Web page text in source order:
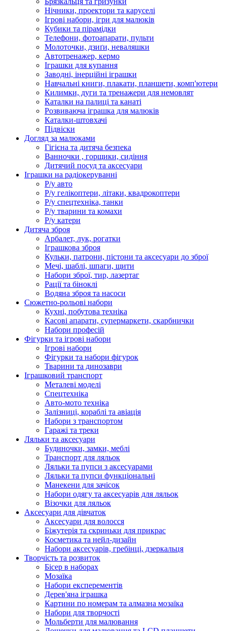
Нічники, проектори та каруселі
Ігрові набори, ігри для малюків
Кубики та пірамідки
Телефони, фотоапарати, пульти
Молоточки, дзиґи, неваляшки
Автотренажер, кермо
Іграшки для купання
Заводні, інерційні іграшки
Навчальні книги, плакати, планшети, комп'ютери
Килимки, дуги та тренажери для немовлят
Каталки на палиці та канаті
Розвиваюча іграшка для малюків
Каталки-штовхачі
Підвіски
Догляд за малюками
Гігієна та дитяча безпека
Ванночки , горщики, сидіння
Дитячий посуд та аксесуари
Іграшки на радіокеруванні
Р/у авто
Р/у гелікоптери, літаки, квадрокоптери
Р/у спецтехніка, танки
Р/у тварини та комахи
Р/у катери
Дитяча зброя
Арбалет, лук, рогатки
Іграшкова зброя
Кульки, патрони, пістони та аксесуари до зброї
Мечі, шаблі, шпаги, щити
Набори зброї, тир, лазертаг
Рації та біноклі
Водяна зброя та насоси
Сюжетно-рольові набори
Кухні, побутова техніка
Касові апарати, супермаркети, скарбнички
Набори професій
Фігурки та ігрові набори
Ігрові набори
Фігурки та набори фігурок
Тварини та динозаври
Іграшковий транспорт
Металеві моделі
Спецтехніка
Авто-мото техніка
Залізниці, кораблі та авіація
Набори з транспортом
Гаражі та треки
Ляльки та аксесуари
Будиночки, замки, меблі
Транспорт для ляльок
Ляльки та пупси з аксесуарами
Ляльки та пупси функціональні
Манекени для зачісок
Набори одягу та аксесуарів для ляльок
Візочки для ляльок
Аксесуари для дівчаток
Аксесуари для волосся
Біжутерія та скриньки для прикрас
Косметика та нейл-дизайн
Набори аксесуарів, гребінці, дзеркальця
Творчість та розвиток
Бісер в наборах
Мозаїка
Набори експерементів
Дерев'яна іграшка
Картини по номерам та алмазна мозаїка
Набори для творчості
Мольберти для малювання